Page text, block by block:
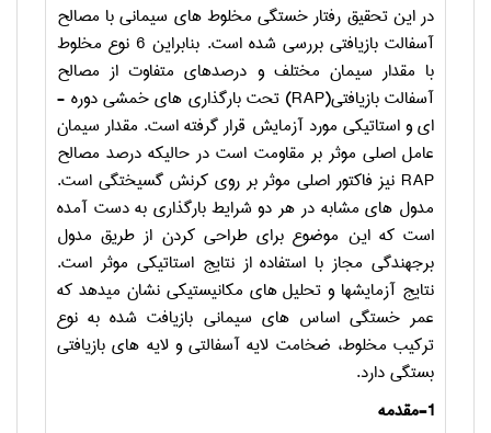
در این تحقیق رفتار خستگی مخلوط ­های سیمانی با مصالح
آسفالت بازیافتی بررسی شده است. بنابراین 6 نوع مخلوط
با مقدار سیمان مختلف و درصد­های متفاوت از مصالح
آسفالت بازیافتی(RAP) تحت بارگذاری­ های خمشی دوره ­
ای و استاتیکی مورد آزمایش قرار گرفته است. مقدار سیمان
عامل اصلی موثر بر مقاومت است در حالی­که درصد مصالح
RAP نیز فاکتور اصلی موثر بر روی کرنش گسیختگی است.
مدول ­های مشابه در هر دو شرایط بارگذاری به دست آمده
است که این موضوع برای طراحی کردن از طریق مدول
برجهندگی مجاز با استفاده از نتایج استاتیکی موثر است.
نتایج آزمایش­ها و تحلیل ­های مکانیستیکی نشان می­دهد که
عمر خستگی اساس ­های سیمانی بازیافت­ شده به نوع
ترکیب مخلوط، ضخامت لایه آسفالتی و لایه­ های بازیافتی
بستگی دارد.
1-مقدمه